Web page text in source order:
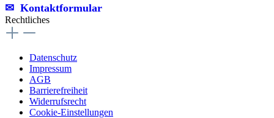
✉︎ Kontaktformular
Rechtliches
Datenschutz
Impressum
AGB
Barrierefreiheit
Widerrufsrecht
Cookie-Einstellungen